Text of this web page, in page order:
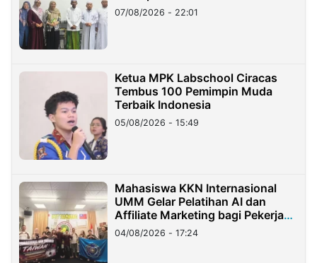
07/08/2026 - 22:01
Ketua MPK Labschool Ciracas
Tembus 100 Pemimpin Muda
Terbaik Indonesia
05/08/2026 - 15:49
Mahasiswa KKN Internasional
UMM Gelar Pelatihan AI dan
Affiliate Marketing bagi Pekerja
Migran Indonesia di Taiwan
04/08/2026 - 17:24